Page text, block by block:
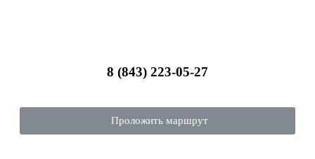
8 (843) 223-05-27
Проложить маршрут